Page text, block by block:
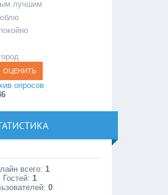
лучшим
опросов
всего: 1
Гостей: 1
0